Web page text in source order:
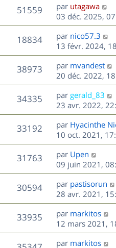
51559V
u
s
D
e
r
n
i
e
r
m
e
s
s
a
g
e
par utagawa
03 déc. 2025,
18834V
u
e
D
e
r
n
i
e
r
m
e
s
s
a
g
e
par nico57.3
13 févr. 2024,
38973V
u
s
D
e
r
n
i
e
r
m
e
s
s
a
g
e
par mvandest
20 déc. 2022,
34335V
u
e
s
D
e
r
n
i
e
r
m
e
s
s
a
g
e
par gerald_83
23 avr. 2022,
33192V
u
e
D
e
r
n
i
e
r
m
e
s
s
a
par Hyacinthe
10 oct. 2021,
31763V
u
D
e
r
n
i
e
r
m
e
s
par Upen
09 juin 2021,
30594V
u
s
D
e
r
n
i
e
r
par pastisorun
28 avr. 2021,
33935V
u
D
e
r
n
par markitos
12 mars 2021,
D
par markitos